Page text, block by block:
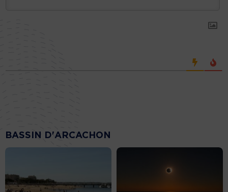
BASSIN D'ARCACHON